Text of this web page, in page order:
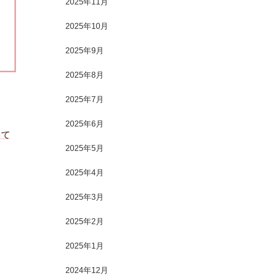
2025年10月
2025年9月
2025年8月
2025年7月
2025年6月
2025年5月
2025年4月
2025年3月
2025年2月
2025年1月
2024年12月